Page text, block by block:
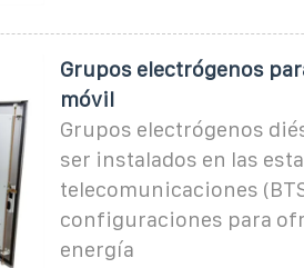
Grupos electrógenos
móvil
Grupos electrógenos
ser instalados en las
telecomunicaciones
configuraciones para
energía